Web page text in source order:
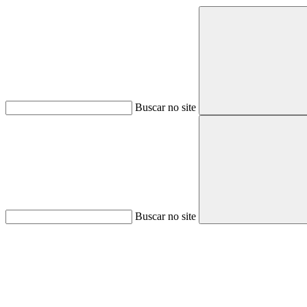
Buscar no site
Buscar no site